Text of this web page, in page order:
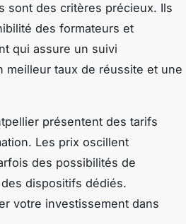
sont des critères précieux. Ils
des formateurs et
qui assure un suivi
meilleur taux de réussite et une
présentent des tarifs
Les prix oscillent
des possibilités de
dispositifs dédiés.
votre investissement dans